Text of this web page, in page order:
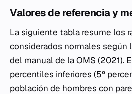
Valores de referencia y
La siguiente tabla resume los
considerados normales según
del manual de la OMS (2021).
percentiles inferiores (5º
población de hombres con